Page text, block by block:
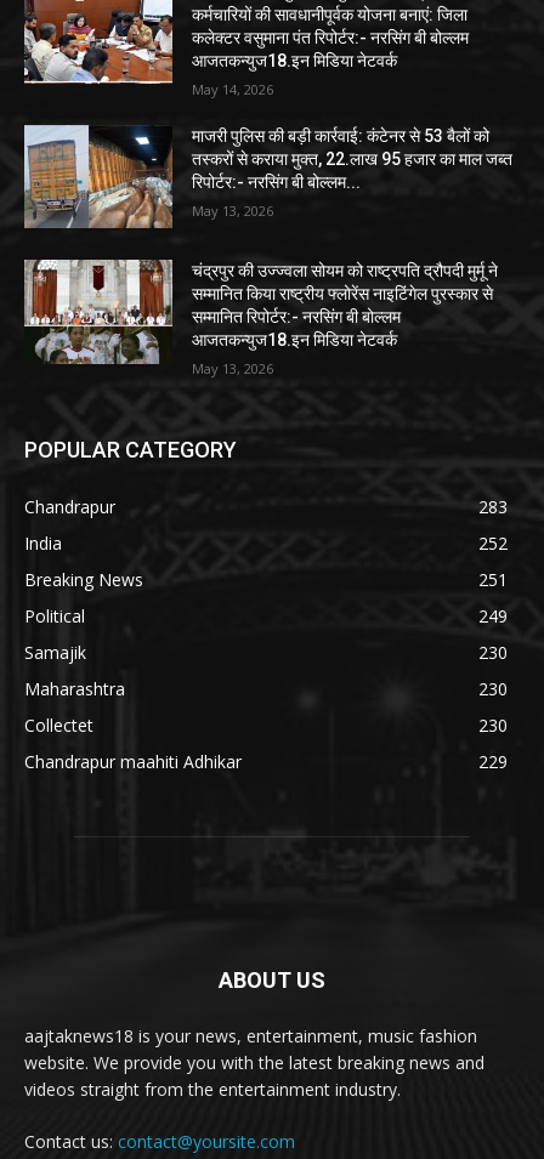
कर्मचारियों की सावधानीपूर्वक योजना बनाएं: जिला
कलेक्टर वसुमाना पंत रिपोर्टर:- नरसिंग बी बोल्लम
आजतकन्युज18.इन मिडिया नेटवर्क
May 14, 2026
माजरी पुलिस की बड़ी कार्रवाई: कंटेनर से 53 बैलों को
तस्करों से कराया मुक्त, 22.लाख 95 हजार का माल जब्त
रिपोर्टर:- नरसिंग बी बोल्लम...
May 13, 2026
चंद्रपुर की उज्ज्वला सोयम को राष्ट्रपति द्रौपदी मुर्मू ने
सम्मानित किया राष्ट्रीय फ्लोरेंस नाइटिंगेल पुरस्कार से
सम्मानित रिपोर्टर:- नरसिंग बी बोल्लम
आजतकन्युज18.इन मिडिया नेटवर्क
May 13, 2026
POPULAR CATEGORY
Chandrapur
283
India
252
Breaking News
251
Political
249
Samajik
230
Maharashtra
230
Collectet
230
Chandrapur maahiti Adhikar
229
ABOUT US
aajtaknews18 is your news, entertainment, music fashion
website. We provide you with the latest breaking news and
videos straight from the entertainment industry.
Contact us: contact@yoursite.com